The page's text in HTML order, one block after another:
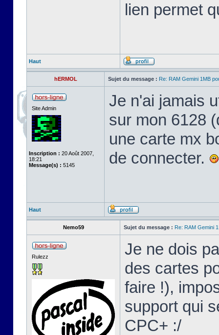
lien permet
Haut
hERMOL Sujet du message : Re: RAM Gemini 1MB
Site Admin
Inscription : 20 Août 2007,
18:21
Message(s) : 5145
Je n'ai jamais
sur mon 6128
une carte mx
de connecter.
Haut
Nemo59 Sujet du message : Re: RAM Gemini
Rulezz
Je ne dois
des cartes
faire !),
support qui
CPC+ :/